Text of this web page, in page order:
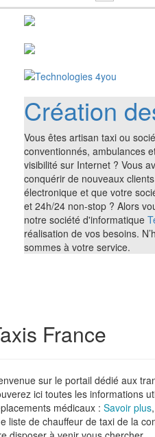
Création
Vous êtes artisan taxi ou
conventionnés, ambulances
visibilité sur Internet ? Vous
conquérir de nouveaux
électronique et que votre
et 24h/24 non-stop ? Alors
notre société d'informatique
réalisation de vos besoins.
sommes à votre service.
France
sur le portail dédié aux
ici toutes les informations
médicaux : Savoir plus
liste de chauffeur de taxi de la